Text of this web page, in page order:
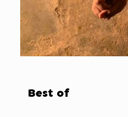
Best of